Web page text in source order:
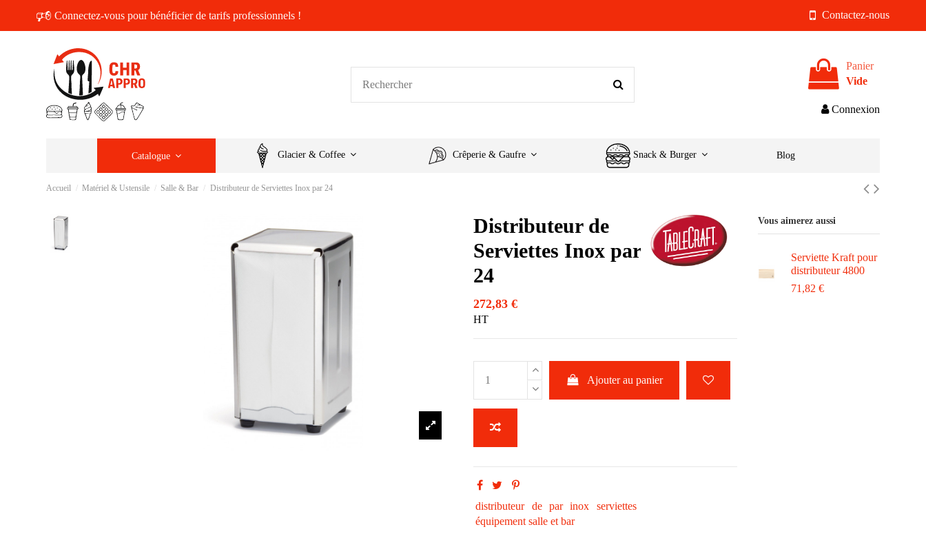
🕫 Connectez-vous pour bénéficier de tarifs professionnels ! Contactez-nous
Panier
Vide
Connexion
Catalogue Glacier & Coffee Crêperie & Gaufre Snack & Burger Blog
Accueil Matériel & Ustensile Salle & Bar Distributeur de Serviettes Inox par 24
Distributeur de
Serviettes Inox par
24
272,83 €
HT
Ajouter au panier
distributeur de par inox
serviettes
équipement salle et bar
Vous aimerez aussi
Serviette Kraft pour
distributeur 4800
71,82 €